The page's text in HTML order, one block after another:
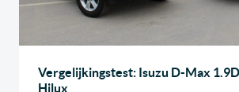
Vergelijkingstest: Isuzu D-Max
Hilux